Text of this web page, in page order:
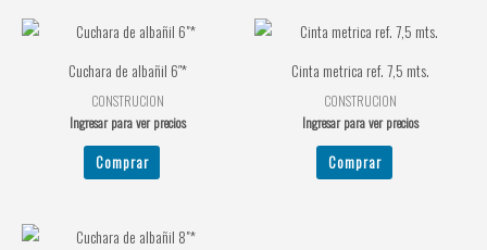
Cuchara de albañil 6″*
CONSTRUCION
Ingresar para ver precios
Comprar
Cinta metrica ref. 7,5 mts.
CONSTRUCION
Ingresar para ver precios
Comprar